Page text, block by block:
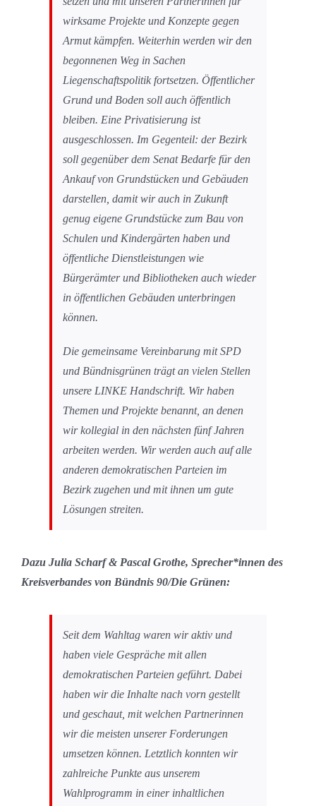
wirksame Projekte und Konzepte gegen
Armut kämpfen. Weiterhin werden wir den
begonnenen Weg in Sachen
Liegenschaftspolitik fortsetzen. Öffentlicher
Grund und Boden soll auch öffentlich
bleiben. Eine Privatisierung ist
ausgeschlossen. Im Gegenteil: der Bezirk
soll gegenüber dem Senat Bedarfe für den
Ankauf von Grundstücken und Gebäuden
darstellen, damit wir auch in Zukunft
genug eigene Grundstücke zum Bau von
Schulen und Kindergärten haben und
öffentliche Dienstleistungen wie
Bürgerämter und Bibliotheken auch wieder
in öffentlichen Gebäuden unterbringen
können.
Die gemeinsame Vereinbarung mit SPD
und Bündnisgrünen trägt an vielen Stellen
unsere LINKE Handschrift. Wir haben
Themen und Projekte benannt, an denen
wir kollegial in den nächsten fünf Jahren
arbeiten werden. Wir werden auch auf alle
anderen demokratischen Parteien im
Bezirk zugehen und mit ihnen um gute
Lösungen streiten.
Dazu Julia Scharf & Pascal Grothe, Sprecher*innen des
Kreisverbandes von Bündnis 90/Die Grünen:
Seit dem Wahltag waren wir aktiv und
haben viele Gespräche mit allen
demokratischen Parteien geführt. Dabei
haben wir die Inhalte nach vorn gestellt
und geschaut, mit welchen Partnerinnen
wir die meisten unserer Forderungen
umsetzen können. Letztlich konnten wir
zahlreiche Punkte aus unserem
Wahlprogramm in einer inhaltlichen